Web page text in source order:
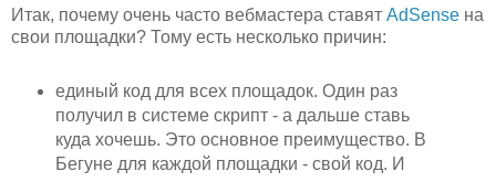
Итак, почему очень часто вебмастера ставят AdSense на
свои площадки? Тому есть несколько причин:
единый код для всех площадок. Один раз
получил в системе скрипт - а дальше ставь
куда хочешь. Это основное преимущество. В
Бегуне для каждой площадки - свой код. И